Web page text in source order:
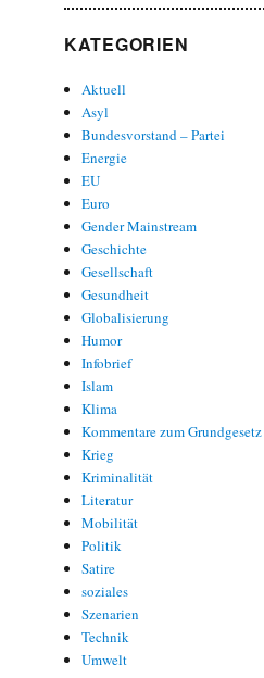
KATEGORIEN
Aktuell
Asyl
Bundesvorstand – Partei
Energie
EU
Euro
Gender Mainstream
Geschichte
Gesellschaft
Gesundheit
Globalisierung
Humor
Infobrief
Islam
Klima
Kommentare zum Grundgesetz
Krieg
Kriminalität
Literatur
Mobilität
Politik
Satire
soziales
Szenarien
Technik
Umwelt